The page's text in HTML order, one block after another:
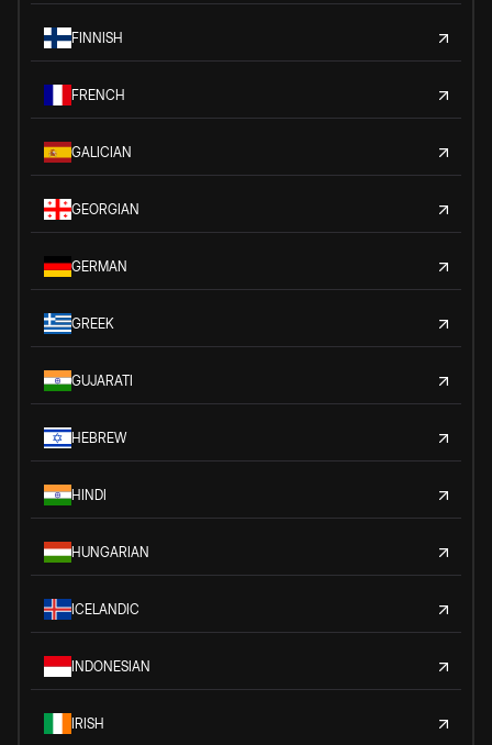
FINNISH
FRENCH
GALICIAN
GEORGIAN
GERMAN
GREEK
GUJARATI
HEBREW
HINDI
HUNGARIAN
ICELANDIC
INDONESIAN
IRISH